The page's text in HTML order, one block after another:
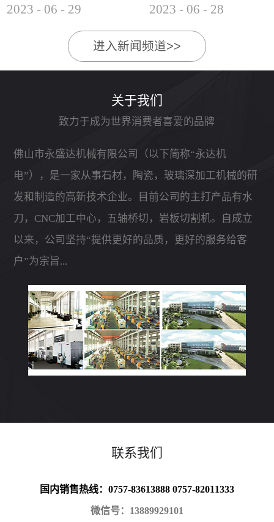
2023 - 06 - 29
工石材
2023 - 06 - 28
进入新闻频道>>
关于我们
致力于成为世界消费者喜爱的品牌
佛山市永盛达机械有限公司（以下简称“永达机
电”），是一家从事石材，陶瓷，玻璃深加工机械的研
发和制造的高新技术企业。目前公司的主打产品有水
刀，CNC加工中心，五轴桥切，岩板切割机。自成立
以来，公司坚持“提供更好的品质，更好的服务给客
户”为宗旨...
联系我们
国内销售热线：0757-83613888 0757-82011333
微信号：13889929101